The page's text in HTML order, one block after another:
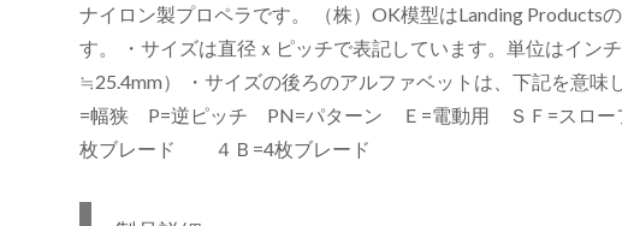
ナイロン製プロペラです。 （株）OK模型はLanding Products
す。 ・サイズは直径ｘピッチで表記しています。単位はイン
≒25.4mm） ・サイズの後ろのアルファベットは、下記を意味
=幅狭 P=逆ピッチ PN=パターン Ｅ=電動用 ＳＦ=スロ
枚ブレード ４Ｂ=4枚ブレード